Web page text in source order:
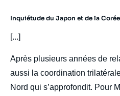
Inquiétude du Japon et de la
[...]
Après plusieurs années de
aussi la coordination
Nord qui s’approfondit. Pour